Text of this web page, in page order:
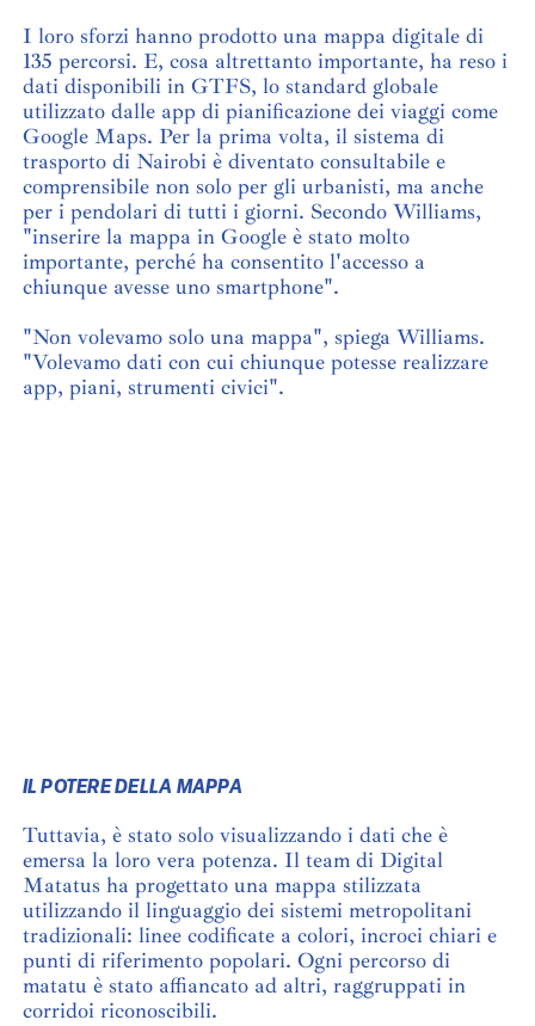
I loro sforzi hanno prodotto una mappa digitale di
135 percorsi. E, cosa altrettanto importante, ha reso i
dati disponibili in GTFS, lo standard globale
utilizzato dalle app di pianificazione dei viaggi come
Google Maps. Per la prima volta, il sistema di
trasporto di Nairobi è diventato consultabile e
comprensibile non solo per gli urbanisti, ma anche
per i pendolari di tutti i giorni. Secondo Williams,
"inserire la mappa in Google è stato molto
importante, perché ha consentito l'accesso a
chiunque avesse uno smartphone".
"Non volevamo solo una mappa", spiega Williams.
"Volevamo dati con cui chiunque potesse realizzare
app, piani, strumenti civici".
IL POTERE DELLA MAPPA
Tuttavia, è stato solo visualizzando i dati che è
emersa la loro vera potenza. Il team di Digital
Matatus ha progettato una mappa stilizzata
utilizzando il linguaggio dei sistemi metropolitani
tradizionali: linee codificate a colori, incroci chiari e
punti di riferimento popolari. Ogni percorso di
matatu è stato affiancato ad altri, raggruppati in
corridoi riconoscibili.